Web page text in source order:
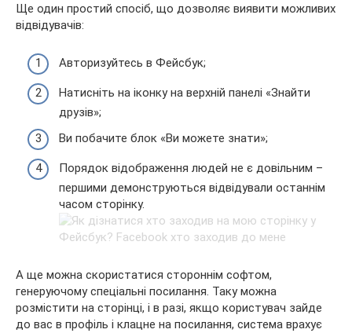
Ще один простий спосіб, що дозволяє виявити можливих
відвідувачів:
Авторизуйтесь в Фейсбук;
Натисніть на іконку на верхній панелі «Знайти
друзів»;
Ви побачите блок «Ви можете знати»;
Порядок відображення людей не є довільним –
першими демонструються відвідували останнім
часом сторінку.
А ще можна скористатися стороннім софтом,
генеруючому спеціальні посилання. Таку можна
розмістити на сторінці, і в разі, якщо користувач зайде
до вас в профіль і клацне на посилання, система врахує